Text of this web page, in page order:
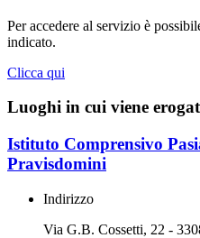
Per accedere al servizio è
indicato.
Clicca qui
Luoghi in cui viene
Istituto Comprensivo
Pravisdomini
Indirizzo
Via G.B. Cossetti, 22 -